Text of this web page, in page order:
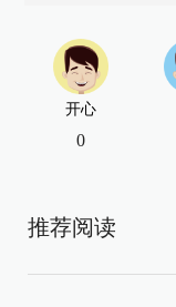
开心
0
推荐阅读